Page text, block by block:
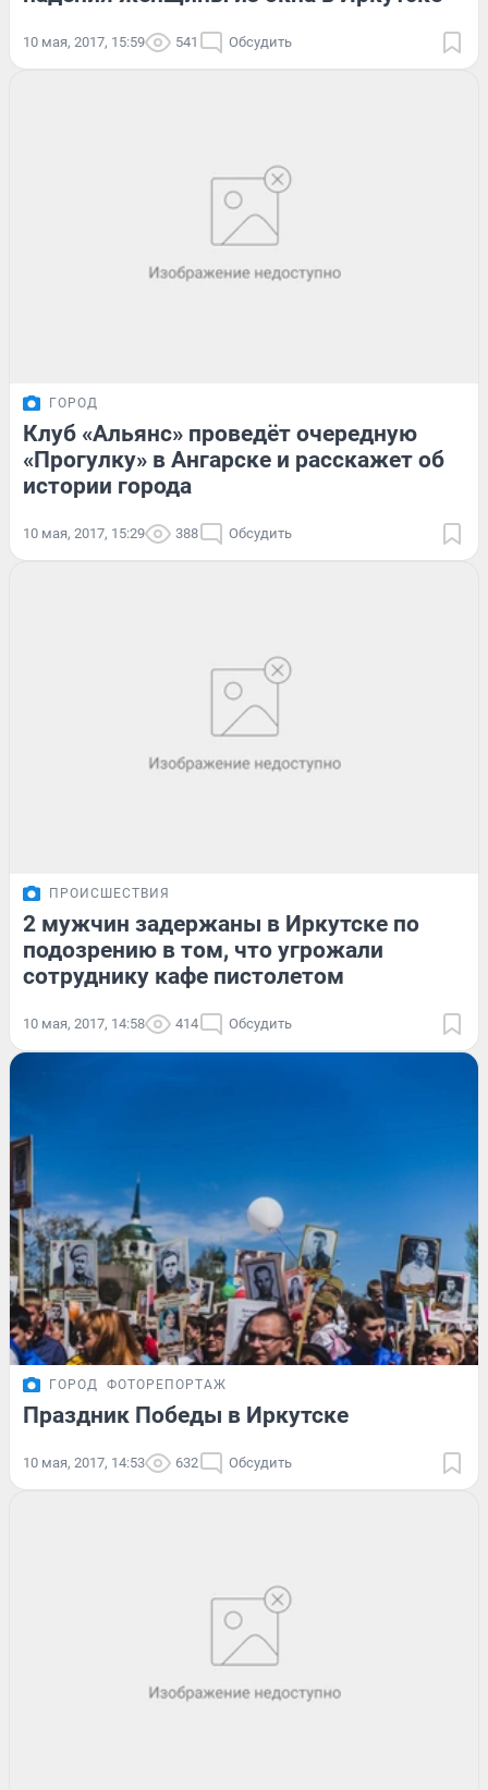
10 мая, 2017, 15:59 541 Обсудить
ГОРОД
Клуб «Альянс» проведёт очередную
«Прогулку» в Ангарске и расскажет об
истории города
10 мая, 2017, 15:29 388 Обсудить
ПРОИСШЕСТВИЯ
2 мужчин задержаны в Иркутске по
подозрению в том, что угрожали
сотруднику кафе пистолетом
10 мая, 2017, 14:58 414 Обсудить
ГОРОД ФОТОРЕПОРТАЖ
Праздник Победы в Иркутске
10 мая, 2017, 14:53 632 Обсудить